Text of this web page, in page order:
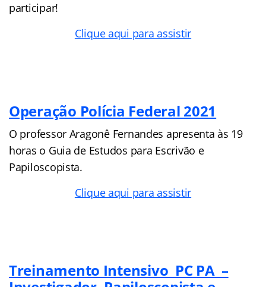
participar!
Clique aqui para assistir
Operação Polícia Federal 2021
O professor Aragonê Fernandes apresenta às 19
horas o Guia de Estudos para Escrivão e
Papiloscopista.
Clique aqui para assistir
Treinamento Intensivo PC PA –